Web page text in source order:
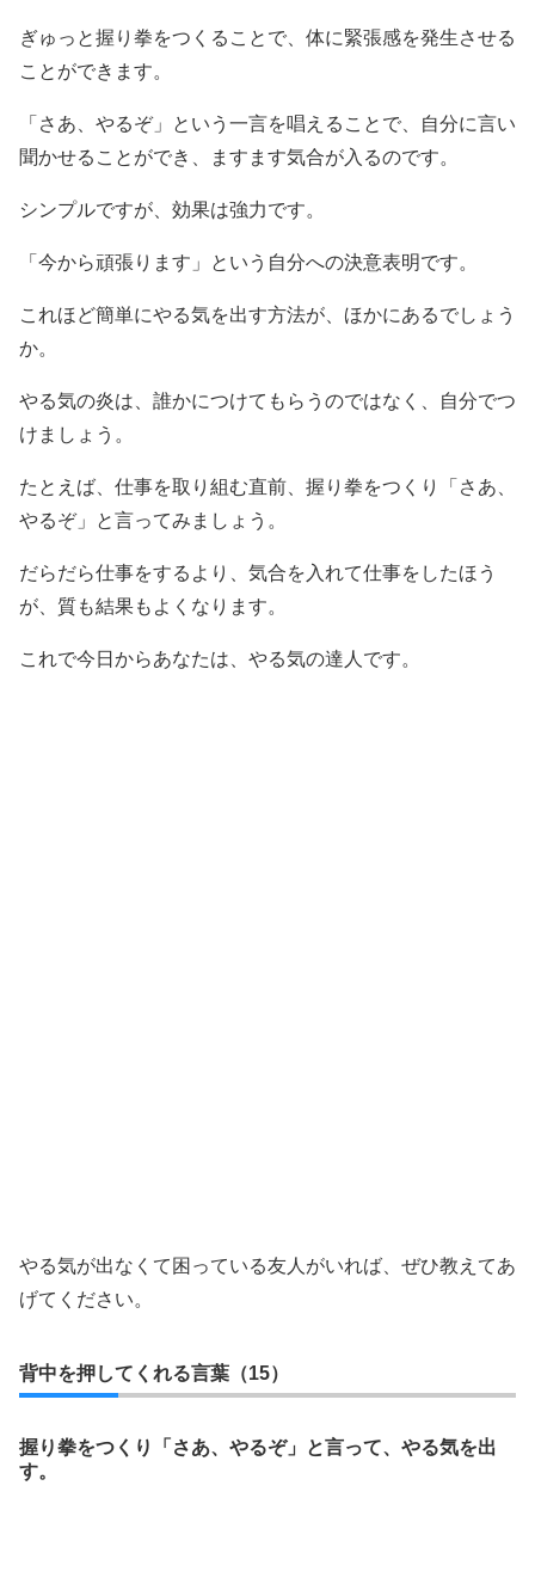
ぎゅっと握り拳をつくることで、体に緊張感を発生させる
ことができます。
「さあ、やるぞ」という一言を唱えることで、自分に言い
聞かせることができ、ますます気合が入るのです。
シンプルですが、効果は強力です。
「今から頑張ります」という自分への決意表明です。
これほど簡単にやる気を出す方法が、ほかにあるでしょう
か。
やる気の炎は、誰かにつけてもらうのではなく、自分でつ
けましょう。
たとえば、仕事を取り組む直前、握り拳をつくり「さあ、
やるぞ」と言ってみましょう。
だらだら仕事をするより、気合を入れて仕事をしたほう
が、質も結果もよくなります。
これで今日からあなたは、やる気の達人です。
やる気が出なくて困っている友人がいれば、ぜひ教えてあ
げてください。
背中を押してくれる言葉（15）
握り拳をつくり「さあ、やるぞ」と言って、やる気を出
す。